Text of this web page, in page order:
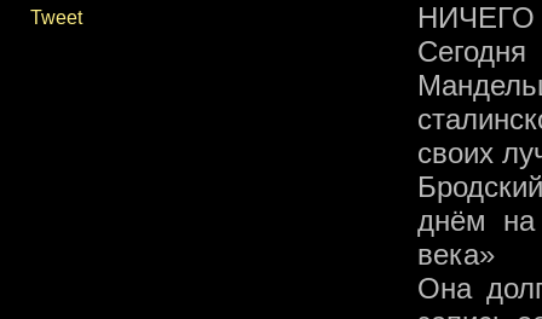
Tweet
своих
днём
века»
Она